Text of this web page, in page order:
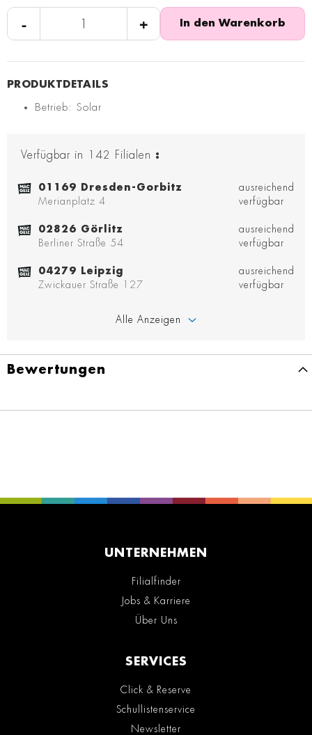
- + In den Warenkorb
Betrieb: Solar
Verfügbar in 142 Filialen :
01169 Dresden-Gorbitz
Merianplatz 4
ausreichend
verfügbar
02826 Görlitz
Berliner Straße 54
ausreichend
verfügbar
04279 Leipzig
Zwickauer Straße 127
ausreichend
verfügbar
Alle Anzeigen
Bewertungen
UNTERNEHMEN
Filialfinder
Jobs & Karriere
Über Uns
SERVICES
Click & Reserve
Schullistenservice
Newsletter